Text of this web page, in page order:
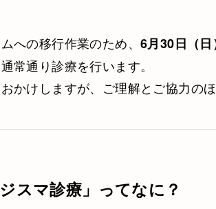
への移行作業のため、 6月30日（
常通り診療を行います。
かけしますが、ご理解とご協力の
スマ診療」ってなに？